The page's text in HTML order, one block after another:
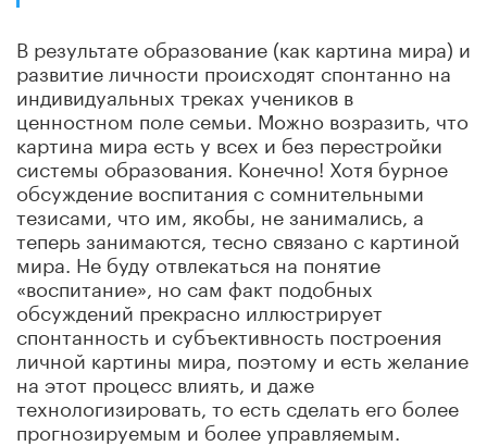
В результате образование (как картина мира) и
развитие личности происходят спонтанно на
индивидуальных треках учеников в
ценностном поле семьи. Можно возразить, что
картина мира есть у всех и без перестройки
системы образования. Конечно! Хотя бурное
обсуждение воспитания с сомнительными
тезисами, что им, якобы, не занимались, а
теперь занимаются, тесно связано с картиной
мира. Не буду отвлекаться на понятие
«воспитание», но сам факт подобных
обсуждений прекрасно иллюстрирует
спонтанность и субъективность построения
личной картины мира, поэтому и есть желание
на этот процесс влиять, и даже
технологизировать, то есть сделать его более
прогнозируемым и более управляемым.